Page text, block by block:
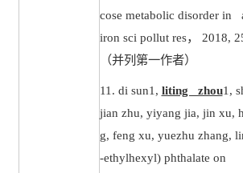
cose metabolic disorder in
iron sci pollut res，
2018,
（并列第一作者）
11. di sun1, liting zhou1,
jian zhu, yiyang jia, jin xu,
g, feng xu, yuezhu zhang,
-ethylhexyl) phthalate on